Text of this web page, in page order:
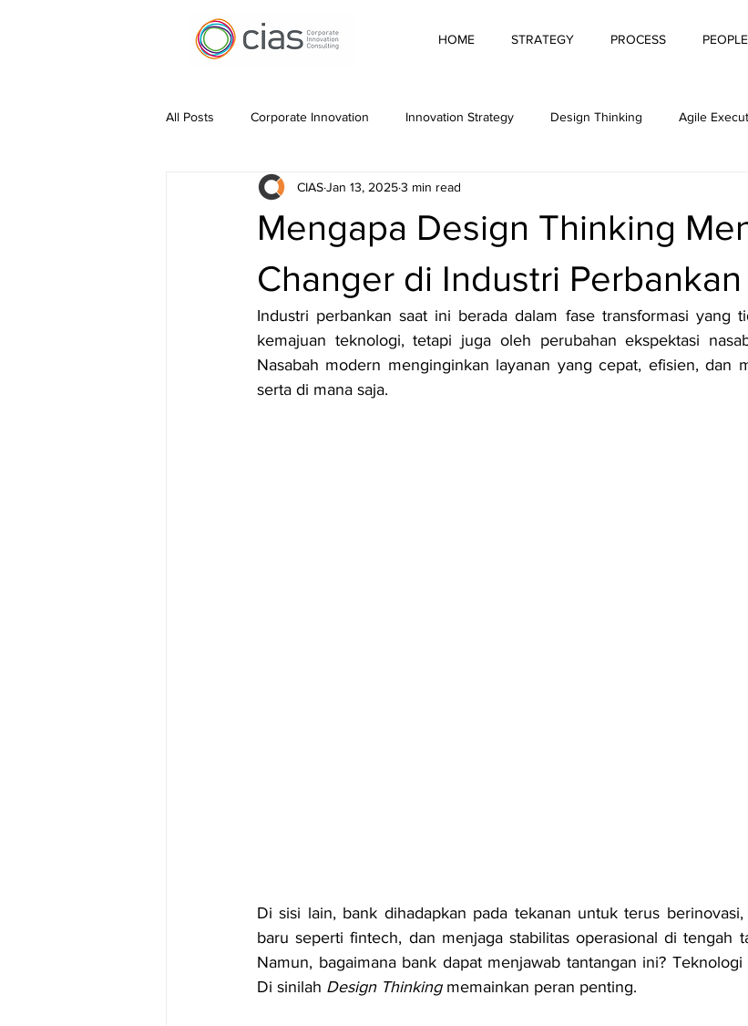
HOME STRATEGY PROCESS PEOPLE
All Posts Corporate Innovation Innovation Strategy Design Thinking Agile
Work Automation Pitching Innovation
Financing Innovation
Mengapa Design Thinking
Changer di Industri Perbankan
CIASJan 13, 20253 min read
Industri perbankan saat ini berada dalam fase transformasi yang
kemajuan teknologi, tetapi juga oleh perubahan ekspektasi
Nasabah modern menginginkan layanan yang cepat, efisien, dan
serta di mana saja.
Di sisi lain, bank dihadapkan pada tekanan untuk terus
baru seperti fintech, dan menjaga stabilitas operasional di tengah
Namun, bagaimana bank dapat menjawab tantangan ini?
Di sinilah Design Thinking memainkan peran penting.